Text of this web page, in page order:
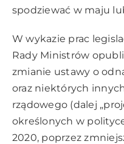
spodziewać w maju
W wykazie prac
Rady Ministrów
zmianie ustawy o
oraz niektórych
rządowego (dalej
określonych w
2020, poprzez